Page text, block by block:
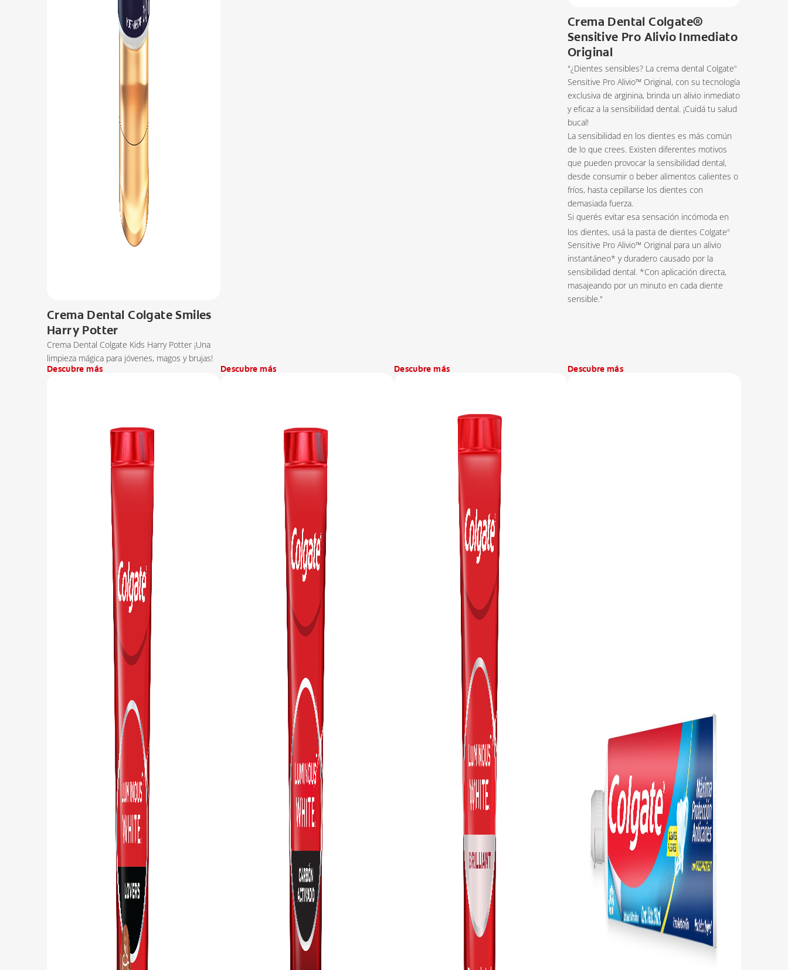
Crema Dental Colgate Smiles
Harry Potter
Crema Dental Colgate Kids Harry Potter ¡Una
limpieza mágica para jóvenes, magos y brujas!
Descubre más Descubre más Descubre más
Crema Dental Colgate®
Sensitive Pro Alivio Inmediato
Original
"¿Dientes sensibles? La crema dental Colgate®
Sensitive Pro Alivio™ Original, con su tecnología
exclusiva de arginina, brinda un alivio inmediato
y eficaz a la sensibilidad dental. ¡Cuidá tu salud
bucal!
La sensibilidad en los dientes es más común
de lo que crees. Existen diferentes motivos
que pueden provocar la sensibilidad dental,
desde consumir o beber alimentos calientes o
fríos, hasta cepillarse los dientes con
demasiada fuerza.
Si querés evitar esa sensación incómoda en
los dientes, usá la pasta de dientes Colgate®
Sensitive Pro Alivio™ Original para un alivio
instantáneo* y duradero causado por la
sensibilidad dental. *Con aplicación directa,
masajeando por un minuto en cada diente
sensible."
Descubre más